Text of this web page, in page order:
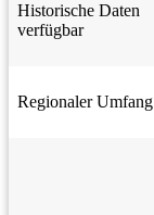
Historische Daten
verfügbar
Regionaler Umfang